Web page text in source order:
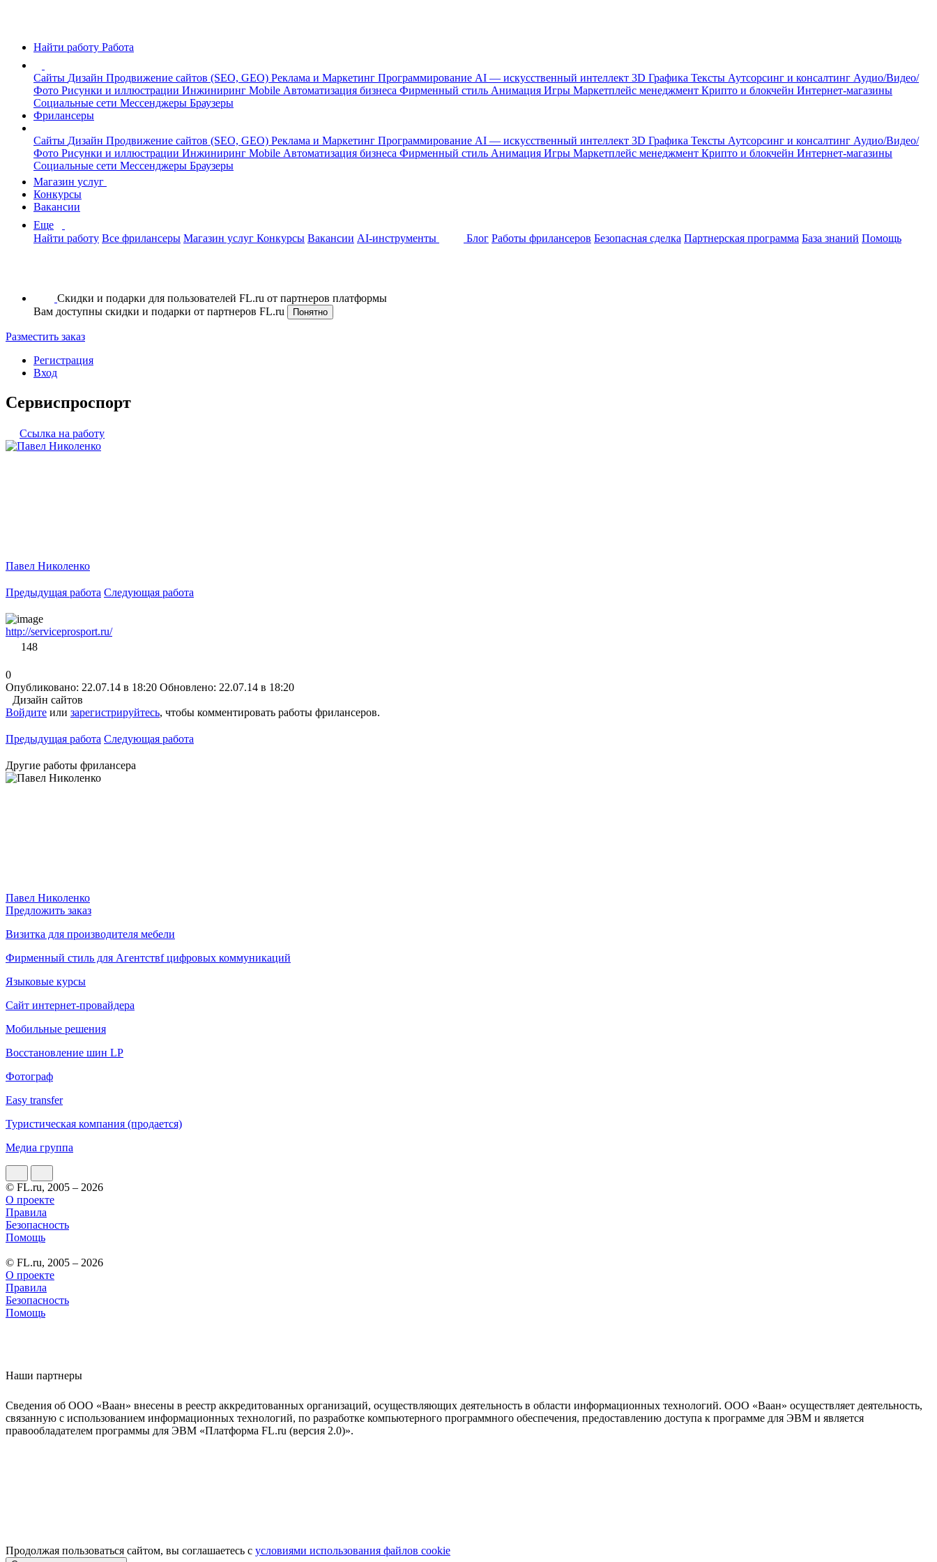
Найти работу Работа
Сайты Дизайн Продвижение сайтов (SEO, GEO) Реклама и Маркетинг Программирование AI — искусственный интеллект 3D Графика Тексты Аутсорсинг и консалтинг Аудио/Видео/
Фото Рисунки и иллюстрации Инжиниринг Mobile Автоматизация бизнеса Фирменный стиль Анимация Игры Маркетплейс менеджмент Крипто и блокчейн Интернет-магазины
Социальные сети Мессенджеры Браузеры
Фрилансеры
Сайты Дизайн Продвижение сайтов (SEO, GEO) Реклама и Маркетинг Программирование AI — искусственный интеллект 3D Графика Тексты Аутсорсинг и консалтинг Аудио/Видео/
Фото Рисунки и иллюстрации Инжиниринг Mobile Автоматизация бизнеса Фирменный стиль Анимация Игры Маркетплейс менеджмент Крипто и блокчейн Интернет-магазины
Социальные сети Мессенджеры Браузеры
Магазин услуг
Конкурсы
Вакансии
Еще
Найти работу Все фрилансеры Магазин услуг Конкурсы Вакансии AI-инструменты Блог Работы фрилансеров Безопасная сделка Партнерская программа База знаний Помощь
Скидки и подарки для пользователей FL.ru от партнеров платформы
Вам доступны скидки и подарки от партнеров FL.ru
Понятно
Разместить заказ
Регистрация
Вход
Сервиспроспорт
Ссылка на работу
Павел Николенко
Предыдущая работа Следующая работа
http://serviceprosport.ru/
148
0
Опубликовано: 22.07.14 в 18:20 Обновлено: 22.07.14 в 18:20
Дизайн сайтов
Войдите или зарегистрируйтесь, чтобы комментировать работы фрилансеров.
Предыдущая работа Следующая работа
Другие работы фрилансера
Павел Николенко
Предложить заказ
Визитка для производителя мебели
Фирменный стиль для Агентствf цифровых коммуникаций
Языковые курсы
Сайт интернет-провайдера
Мобильные решения
Восстановление шин LP
Фотограф
Easy transfer
Туристическая компания (продается)
Медиа группа
© FL.ru, 2005 – 2026
О проекте
Правила
Безопасность
Помощь
© FL.ru, 2005 – 2026
О проекте
Правила
Безопасность
Помощь
Наши партнеры
Сведения об ООО «Ваан» внесены в реестр аккредитованных организаций, осуществляющих деятельность в области информационных технологий. ООО «Ваан» осуществляет деятельность,
связанную с использованием информационных технологий, по разработке компьютерного программного обеспечения, предоставлению доступа к программе для ЭВМ и является
правообладателем программы для ЭВМ «Платформа FL.ru (версия 2.0)».
Продолжая пользоваться сайтом, вы соглашаетесь с условиями использования файлов cookie